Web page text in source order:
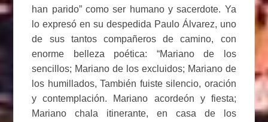
han parido” como ser humano y sacerdote. Ya
lo expresó en su despedida Paulo Álvarez, uno
de sus tantos compañeros de camino, con
enorme belleza poética: “Mariano de los
sencillos; Mariano de los excluidos; Mariano de
los humillados, También fuiste silencio, oración
y contemplación. Mariano acordeón y fiesta;
Mariano chala itinerante, en casa de los